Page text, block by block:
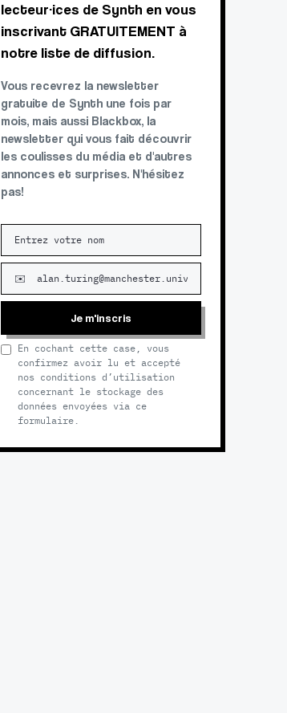
lecteur·ices de Synth en vous
inscrivant GRATUITEMENT à
notre liste de diffusion.
Vous recevrez la newsletter
gratuite de Synth une fois par
mois, mais aussi Blackbox, la
newsletter qui vous fait découvrir
les coulisses du média et d'autres
annonces et surprises. N'hésitez
pas!
Je m'inscris
En cochant cette case, vous
confirmez avoir lu et accepté
nos conditions d’utilisation
concernant le stockage des
données envoyées via ce
formulaire.